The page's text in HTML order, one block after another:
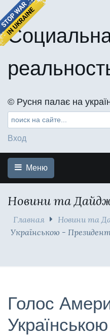
©️ Русня палає на
Вход
Меню
Новини та
Главная Новини та
Українською -
Голос